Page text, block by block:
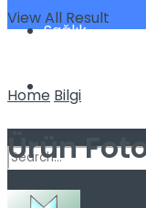
Sağlık
Spor
View All Result
Home Bilgi
Ürün